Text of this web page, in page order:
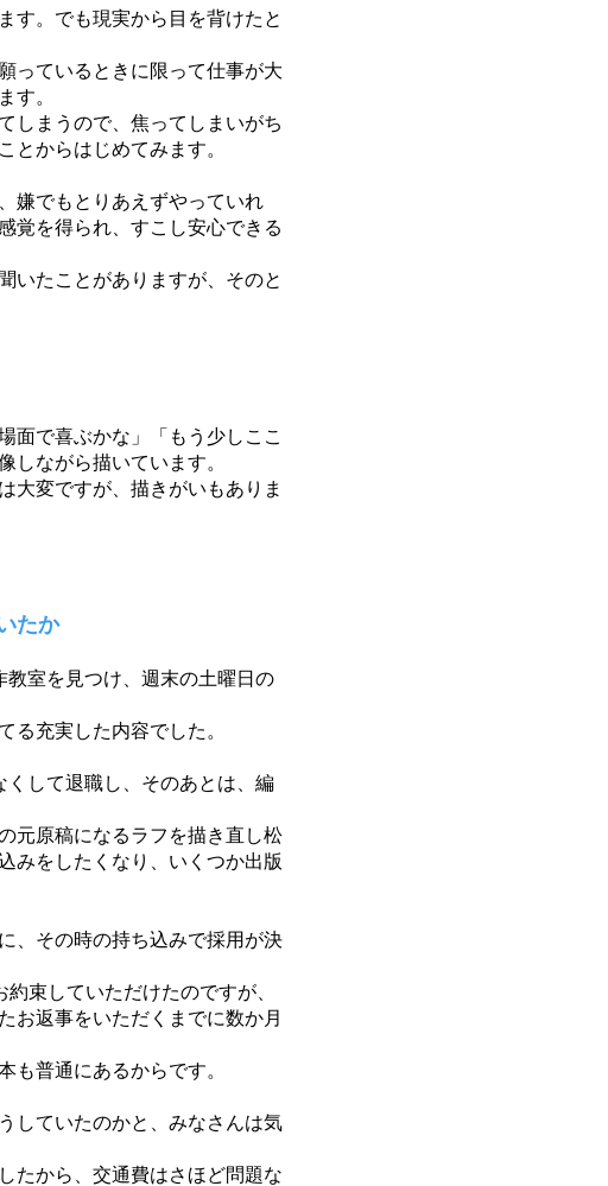
す。でも現実から目を背けたと
っているときに限って仕事が大
す。
しまうので、焦ってしまいがち
とからはじめてみます。
嫌でもとりあえずやっていれ
覚を得られ、すこし安心できる
いたことがありますが、そのと
面で喜ぶかな」「もう少しここ
しながら描いています。
大変ですが、描きがいもありま
たか
室を見つけ、週末の土曜日の
充実した内容でした。
して退職し、そのあとは、編
元原稿になるラフを描き直し松
みをしたくなり、いくつか出版
、その時の持ち込みで採用が決
束していただけたのですが、
お返事をいただくまでに数か月
普通にあるからです。
していたのかと、みなさんは気
たから、交通費はさほど問題な